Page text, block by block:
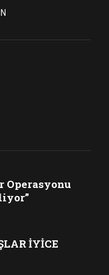
Operasyonu
İYİCE